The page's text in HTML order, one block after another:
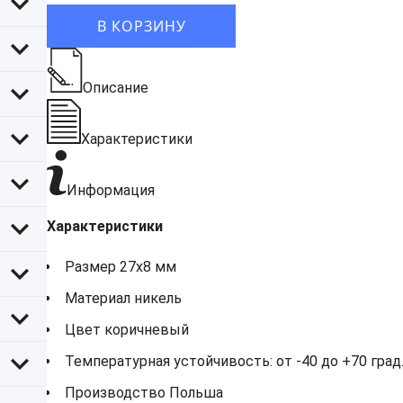
В КОРЗИНУ
Описание
Характеристики
Информация
Характеристики
Размер 27х8 мм
Материал никель
Цвет коричневый
Температурная устойчивость: от -40 до +70
Производство Польша